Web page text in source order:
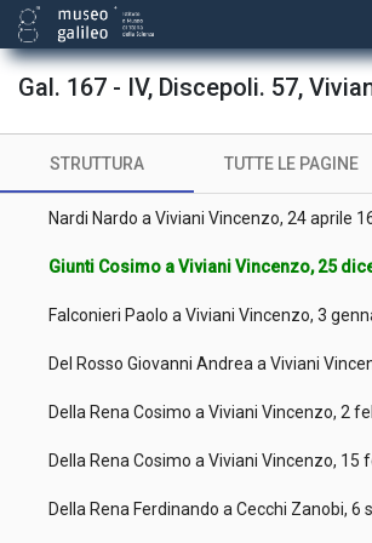
Gal. 167 - IV, Discepoli. 57,
STRUTTURA TUTTE LE PAGINE
Neroni Dietisalvi a Viviani Vincenzo, 12
Neroni Dietisalvi a Viviani Vincenzo, 12
Aldobrandini Alessandro a Viviani
Nardi Nardo a Viviani Vincenzo, 24 aprile
Giunti Cosimo a Viviani Vincenzo, 25
Falconieri Paolo a Viviani Vincenzo, 3
Del Rosso Giovanni Andrea a Viviani
Della Rena Cosimo a Viviani Vincenzo, 2
Della Rena Cosimo a Viviani Vincenzo, 15
Della Rena Ferdinando a Cecchi Zanobi, 6